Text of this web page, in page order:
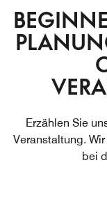
Erzählen Sie
Veranstaltung.
bei